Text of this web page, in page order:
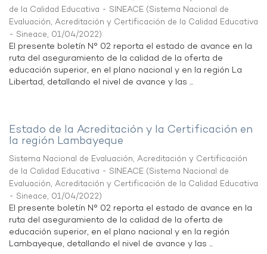
de la Calidad Educativa - SINEACE (Sistema Nacional de
Evaluación, Acreditación y Certificación de la Calidad Educativa
- Sineace, 01/04/2022)
El presente boletín N° 02 reporta el estado de avance en la
ruta del aseguramiento de la calidad de la oferta de
educación superior, en el plano nacional y en la región La
Libertad, detallando el nivel de avance y las ...
Estado de la Acreditación y la Certificación en
la región Lambayeque
Sistema Nacional de Evaluación, Acreditación y Certificación
de la Calidad Educativa - SINEACE (Sistema Nacional de
Evaluación, Acreditación y Certificación de la Calidad Educativa
- Sineace, 01/04/2022)
El presente boletín N° 02 reporta el estado de avance en la
ruta del aseguramiento de la calidad de la oferta de
educación superior, en el plano nacional y en la región
Lambayeque, detallando el nivel de avance y las ...